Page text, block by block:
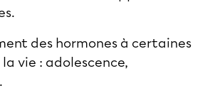
des hormones à certaines
vie : adolescence,